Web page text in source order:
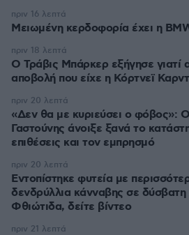
Μειωμένη κερδοφορία έχει η
πριν 16 λεπτά
O Τράβις Μπάρκερ εξήγησε
αποβολή που είχε η Κόρτνεϊ
πριν 18 λεπτά
«Δεν θα με κυριεύσει ο φόβος»:
Γαστούνης άνοιξε ξανά το
επιθέσεις και τον εμπρησμό
πριν 20 λεπτά
Εντοπίστηκε φυτεία με
δενδρύλλια κάνναβης σε δύσβατη
Φθιώτιδα, δείτε βίντεο
πριν 20 λεπτά
πριν 21 λεπτά